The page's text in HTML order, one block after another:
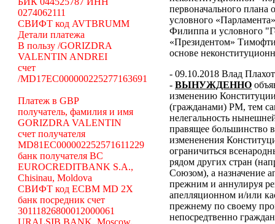
0274062111
СВИФТ код AVTBRUMM
Детали платежа
В пользу /GORIZDRA
VALENTIN ANDREI
счет
/MD17EC000000225277163691
Платеж в GBP
получатель, фамилия и имя
GORIZDRA VALENTIN
счет получателя
MD81EC000002252571611229
банк получателя BC
EUROCREDITBANK S.A.,
Chisinau, Moldova
СВИФТ код ECBM MD 2X
банк посредник счет
30111826800012000061
URALSIB BANK, Moscow,
первоначального плана
условного
Филиппа и условного
«Президентом»
основе
- 09.10.2018 Влад
- ВЫНУЖДЕННО
изменению
(гражданами) РМ, тем
нелегальность
правящее большинство
измененения
ограничиться
рядом других стран
Союзом), а назначение
прежним и аннулируя
апелляционном и/или
прежнему по своему
непосредтвенно